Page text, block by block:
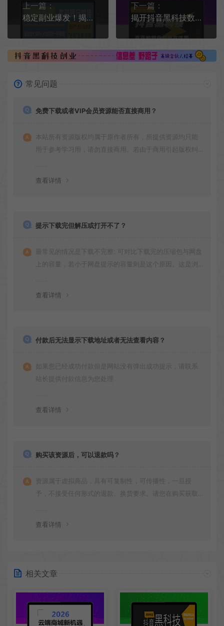
上一篇：
稳定副业爆发！揭秘抖音黑科技云端商城快手涨粉直播间挂铁点赞软件赚钱秘籍
下一篇：
揭开抖音黑科技数字云端商城直播间挂铁涨粉丝点赞超低价投流真相及月赚10万+的底层逻辑
常见问题
免费下载或者VIP会员资源能否直接商用？
本站所有资源版权均属于原作者所有，所提供资源均只能
用于参考学习用，请勿直接商用。若由于商用引起版权纠
查看详情
提示下载完但解压或打开不了？
最常见的情况是下载不完整: 可对比下载完的压缩包与网盘
上的容量，若小于网盘提示的容量则是这个原因。这是浏
查看详情
付款后无法显示下载地址或者无法查看内容？
如果您已经成功付款但是网站没有弹出成功提示，请联系
站长提供付款信息为您处理
查看详情
购买该资源后，可以退款吗？
资源属于虚拟商品，具有可复制性，可传播性，一旦授
予，不接受任何形式的退款、换货要求。请您在购买获取
查看详情
相关文章